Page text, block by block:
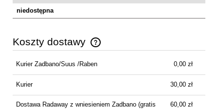
niedostępna
Koszty dostawy
Cena nie zawiera ewentualnych kosztów płatności
Kurier Zadbano/Suus /Raben 0,00 zł
Kurier 30,00 zł
Dostawa Radaway z wniesieniem Zadbano(gratis
60,00 zł